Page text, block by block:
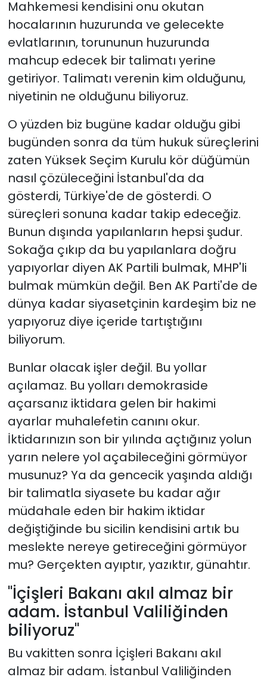
Mahkemesi kendisini onu okutan
hocalarının huzurunda ve gelecekte
evlatlarının, torununun huzurunda
mahcup edecek bir talimatı yerine
getiriyor. Talimatı verenin kim olduğunu,
niyetinin ne olduğunu biliyoruz.
O yüzden biz bugüne kadar olduğu gibi
bugünden sonra da tüm hukuk süreçlerini
zaten Yüksek Seçim Kurulu kör düğümün
nasıl çözüleceğini İstanbul'da da
gösterdi, Türkiye'de de gösterdi. O
süreçleri sonuna kadar takip edeceğiz.
Bunun dışında yapılanların hepsi şudur.
Sokağa çıkıp da bu yapılanlara doğru
yapıyorlar diyen AK Partili bulmak, MHP'li
bulmak mümkün değil. Ben AK Parti'de de
dünya kadar siyasetçinin kardeşim biz ne
yapıyoruz diye içeride tartıştığını
biliyorum.
Bunlar olacak işler değil. Bu yollar
açılamaz. Bu yolları demokraside
açarsanız iktidara gelen bir hakimi
ayarlar muhalefetin canını okur.
İktidarınızın son bir yılında açtığınız yolun
yarın nelere yol açabileceğini görmüyor
musunuz? Ya da gencecik yaşında aldığı
bir talimatla siyasete bu kadar ağır
müdahale eden bir hakim iktidar
değiştiğinde bu sicilin kendisini artık bu
meslekte nereye getireceğini görmüyor
mu? Gerçekten ayıptır, yazıktır, günahtır.
"İçişleri Bakanı akıl almaz bir
adam. İstanbul Valiliğinden
biliyoruz"
Bu vakitten sonra İçişleri Bakanı akıl
almaz bir adam. İstanbul Valiliğinden